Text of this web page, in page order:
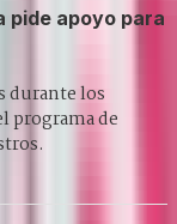
pide apoyo para
durante los
programa de